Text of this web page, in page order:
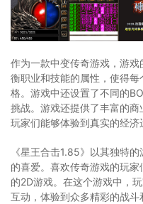
作为一款中变传奇游戏，游
衡职业和技能的属性，使得
格。游戏中还设置了不同的
挑战。游戏还提供了丰富的
玩家们能够体验到真实的经济
《星王合击1.85》以其独特
的喜爱。喜欢传奇游戏的玩
的2D游戏。在这个游戏中，
互动，体验到众多精彩的战